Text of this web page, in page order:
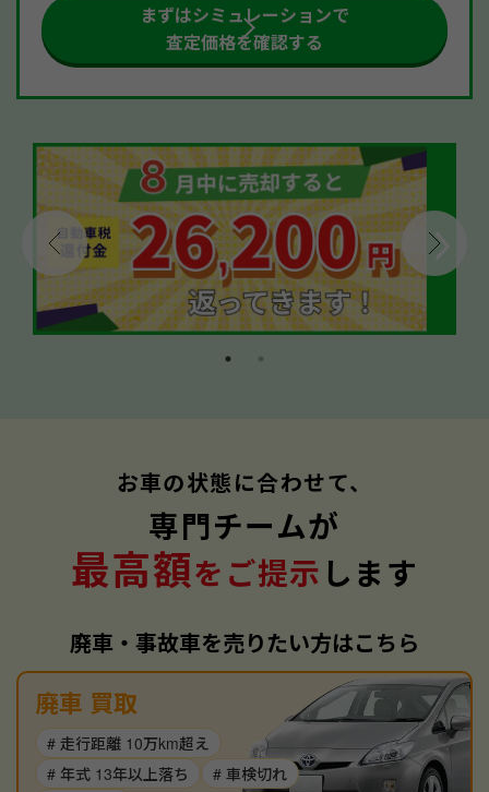
まずはシミュレーションで
査定価格を確認する
お車の状態に合わせて、
専門チームが
最高額をご提示 します
廃車・事故車を売りたい方はこちら
廃車 買取
# 走行距離 10万km超え
# 年式 13年以上落ち
# 車検切れ